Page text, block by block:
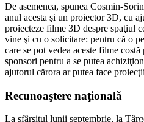
De asemenea, spunea Cosmin-
anul acesta şi un proiector 3D, cu
proiecteze filme 3D despre spaţiul
vine şi cu o solicitare: pentru că o
care se pot vedea aceste filme
sponsori pentru a se putea
ajutorul cărora ar putea face
Recunoaştere naţională
La sfârşitul lunii septembrie, la